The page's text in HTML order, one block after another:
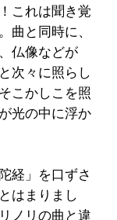
これは聞き覚
曲と同時に、
仏像などが
次々に照らし
こかしこを照
光の中に浮か
経」を口ずさ
はまりまし
ノリの曲と違